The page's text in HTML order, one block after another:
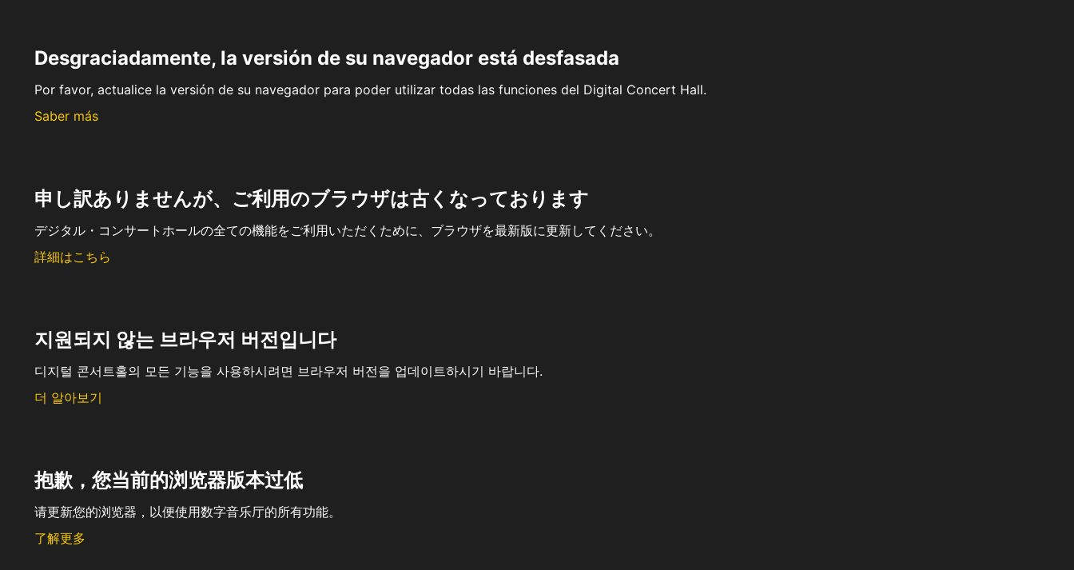
Desgraciadamente, la versión de su navegador está desfasada
Por favor, actualice la versión de su navegador para poder utilizar todas las funciones del Digital Concert Hall.
Saber más
申し訳ありませんが、ご利用のブラウザは古くなっております
デジタル・コンサートホールの全ての機能をご利用いただくために、ブラウザを最新版に更新してください。
詳細はこちら
지원되지 않는 브라우저 버전입니다
디지털 콘서트홀의 모든 기능을 사용하시려면 브라우저 버전을 업데이트하시기 바랍니다.
더 알아보기
抱歉，您当前的浏览器版本过低
请更新您的浏览器，以便使用数字音乐厅的所有功能。
了解更多